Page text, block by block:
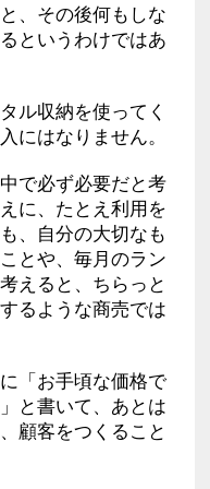
、その後何もしな
というわけではあ
ル収納を使ってく
にはなりません。
で必ず必要だと考
に、たとえ利用を
、自分の大切なも
とや、毎月のラン
えると、ちらっと
るような商売では
「お手頃な価格で
と書いて、あとは
顧客をつくること